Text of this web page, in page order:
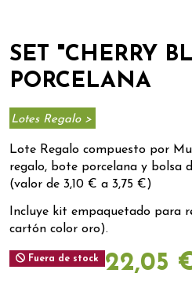
SET "CHERRY
PORCELANA
Lotes Regalo >
Lote Regalo compuesto por
regalo, bote porcelana y bolsa
(valor de 3,10 € a 3,75 €)
Incluye kit empaquetado para
cartón color oro).
Fuera de stock 22,05